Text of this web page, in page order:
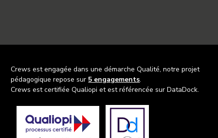
Crews est engagée dans une démarche Qualité, notre projet
pédagogique repose sur 5 engagements.
Crews est certifiée Qualiopi et est référencée sur DataDock.